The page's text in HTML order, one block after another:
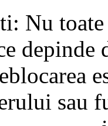
Nu
depinde
sau